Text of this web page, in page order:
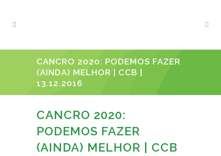
CANCRO 2020: PODEMOS FAZER
(AINDA) MELHOR | CCB |
13.12.2016
CANCRO 2020:
PODEMOS FAZER
(AINDA) MELHOR | CCB